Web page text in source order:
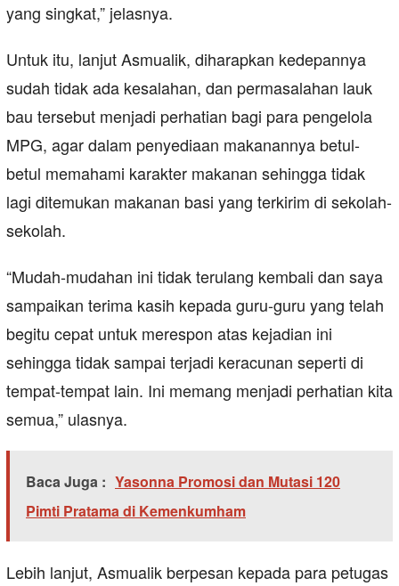
yang singkat,” jelasnya.
Untuk itu, lanjut Asmualik, diharapkan kedepannya
sudah tidak ada kesalahan, dan permasalahan lauk
bau tersebut menjadi perhatian bagi para pengelola
MPG, agar dalam penyediaan makanannya betul-
betul memahami karakter makanan sehingga tidak
lagi ditemukan makanan basi yang terkirim di sekolah-
sekolah.
“Mudah-mudahan ini tidak terulang kembali dan saya
sampaikan terima kasih kepada guru-guru yang telah
begitu cepat untuk merespon atas kejadian ini
sehingga tidak sampai terjadi keracunan seperti di
tempat-tempat lain. Ini memang menjadi perhatian kita
semua,” ulasnya.
Baca Juga : Yasonna Promosi dan Mutasi 120
Pimti Pratama di Kemenkumham
Lebih lanjut, Asmualik berpesan kepada para petugas